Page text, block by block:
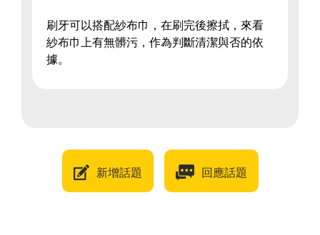
刷牙可以搭配紗布巾，在刷完後擦拭，來看
紗布巾上有無髒污，作為判斷清潔與否的依
據。
新增話題 回應話題